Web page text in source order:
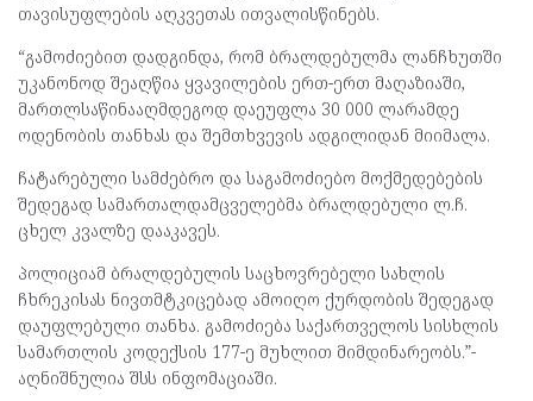
თავისუფლების აღკვეთას ითვალისწინებს.
“გამოძიებით დადგინდა, რომ ბრალდებულმა ლანჩხუთში
უკანონოდ შეაღწია ყვავილების ერთ-ერთ მაღაზიაში,
მართლსაწინააღმდეგოდ დაეუფლა 30 000 ლარამდე
ოდენობის თანხას და შემთხვევის ადგილიდან მიიმალა.
ჩატარებული სამძებრო და საგამოძიებო მოქმედებების
შედეგად სამართალდამცველებმა ბრალდებული ლ.ჩ.
ცხელ კვალზე დააკავეს.
პოლიციამ ბრალდებულის საცხოვრებელი სახლის
ჩხრეკისას ნივთმტკიცებად ამოიღო ქურდობის შედეგად
დაუფლებული თანხა. გამოძიება საქართველოს სისხლის
სამართლის კოდექსის 177-ე მუხლით მიმდინარეობს.”-
აღნიშნულია შსს ინფომაციაში.